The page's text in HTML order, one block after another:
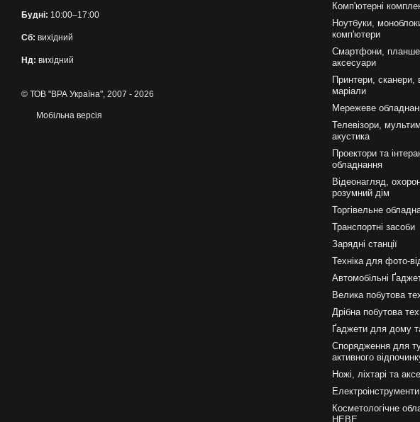
Будні: 10:00–17:00
Сб: вихідний
Нд: вихідний
© ТОВ "ВРА Україна", 2007 - 2026
Мобільна версія
Комп'ютерні
Ноутбуки,
комп'ютери
Смартфони,
аксесуари
Принтери, сканери,
маріали
Мережеве
Телевізори,
акустика
Проектори та
обладнання
Відеонагляд,
розумний дім
Торгівельне
Транспортні засоби
Зарядні станції
Техніка для фото-
Автомобільні
Велика побутова
Дрібна побутова
Ґаджети для дому
Спорядження для
активного
Ножі, ліхтарі та
Електроінструменти
Косметологічне
HEBE